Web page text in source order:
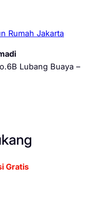
Rumah Jakarta
Lubang Buaya –
Gratis